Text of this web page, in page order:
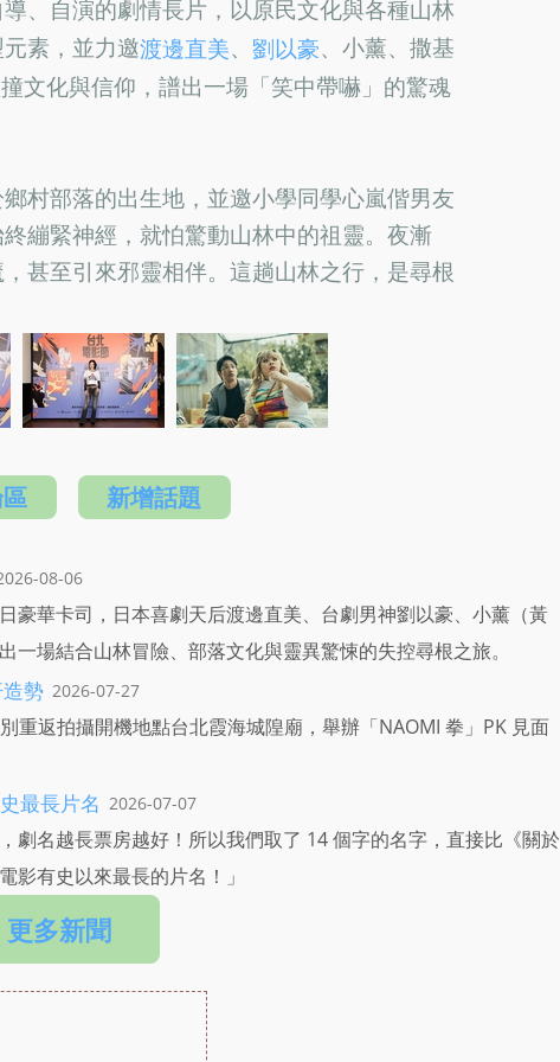
、自演的劇情長片，以原民文化與各種山林
素，並力邀渡邊直美、 劉以豪、小薰、撒基
文化與信仰，譜出一場「笑中帶嚇」的驚魂
村部落的出生地，並邀小學同學心嵐偕男友
繃緊神經，就怕驚動山林中的祖靈。夜漸
甚至引來邪靈相伴。這趟山林之行，是尋根
區 新增話題
08-06
豪華卡司，日本喜劇天后渡邊直美、台劇男神劉以豪、小薰（黃
場結合山林冒險、部落文化與靈異驚悚的失控尋根之旅。
勢 2026-07-27
重返拍攝開機地點台北霞海城隍廟，舉辦「NAOMI 拳」PK 見面
最長片名 2026-07-07
劇名越長票房越好！所以我們取了 14 個字的名字，直接比《關於
影有史以來最長的片名！」
更多新聞